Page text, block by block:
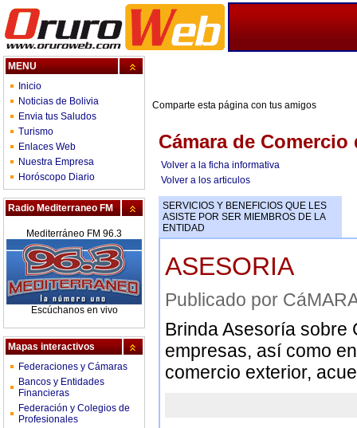
MENU
Inicio
Noticias de Bolivia
Envia tus Saludos
Turismo
Enlaces Web
Nuestra Empresa
Horóscopo Diario
Radio Mediterraneo FM
Mediterráneo FM 96.3
Escúchanos en vivo
Mapas interactivos
Federaciones y Cámaras
Bancos y Entidades
Financieras
Federación y Colegios de
Profesionales
Comparte esta página con tus amigos
Cámara de Comercio
Volver a la ficha informativa
Volver a los articulos
SERVICIOS Y BENEFICIOS QUE LES
ASISTE POR SER MIEMBROS DE LA
ENTIDAD
ASESORIA
Publicado por
Brinda Asesoría sobre
empresas, así como
comercio exterior,